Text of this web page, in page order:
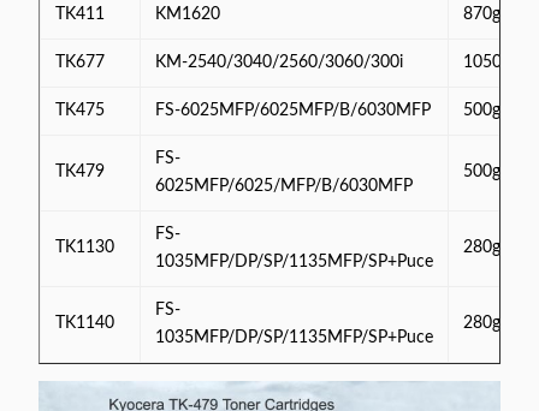
TK411 KM1620 870g
TK677 KM-2540/3040/2560/3060/300i 1050g
TK475 FS-6025MFP/6025MFP/B/6030MFP 500g
TK479
FS-
6025MFP/6025/MFP/B/6030MFP
500g
TK1130
FS-
1035MFP/DP/SP/1135MFP/SP+Puce
280g
TK1140
FS-
1035MFP/DP/SP/1135MFP/SP+Puce
280g